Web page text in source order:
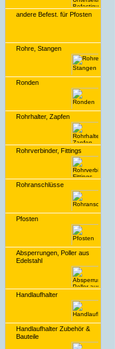
andere Befest. für Pfosten
Rohre, Stangen
Ronden
Rohrhalter, Zapfen
Rohrverbinder, Fittings
Rohranschlüsse
Pfosten
Absperrungen, Poller aus
Edelstahl
Handlaufhalter
Handlaufhalter Zubehör &
Bauteile